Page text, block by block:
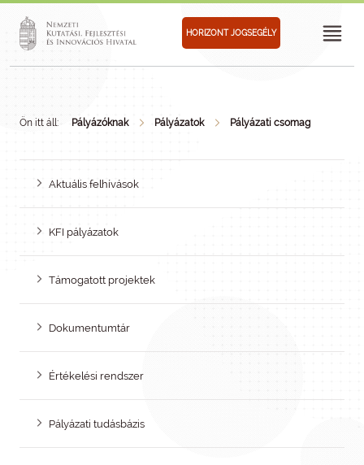
HORIZONT JOGSEGÉLY
Ön itt áll: Pályázóknak Pályázatok Pályázati csomag
Aktuális felhívások
KFI pályázatok
Támogatott projektek
Dokumentumtár
Értékelési rendszer
Pályázati tudásbázis